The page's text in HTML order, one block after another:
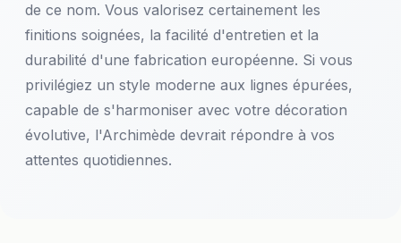
de ce nom. Vous valorisez certainement les
finitions soignées, la facilité d'entretien et la
durabilité d'une fabrication européenne. Si vous
privilégiez un style moderne aux lignes épurées,
capable de s'harmoniser avec votre décoration
évolutive, l'Archimède devrait répondre à vos
attentes quotidiennes.